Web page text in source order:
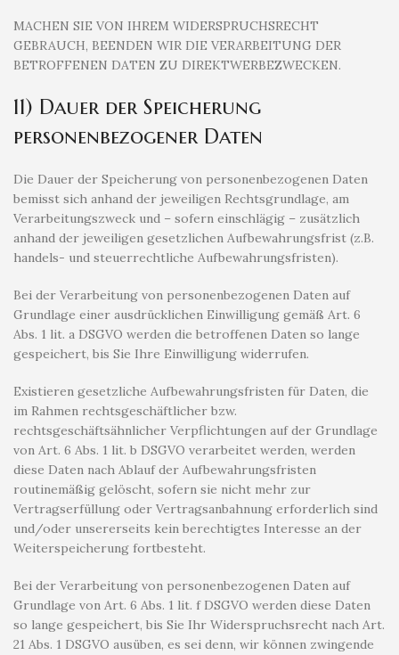
MACHEN SIE VON IHREM WIDERSPRUCHSRECHT
GEBRAUCH, BEENDEN WIR DIE VERARBEITUNG DER
BETROFFENEN DATEN ZU DIREKTWERBEZWECKEN.
11) Dauer der Speicherung
personenbezogener Daten
Die Dauer der Speicherung von personenbezogenen Daten
bemisst sich anhand der jeweiligen Rechtsgrundlage, am
Verarbeitungszweck und – sofern einschlägig – zusätzlich
anhand der jeweiligen gesetzlichen Aufbewahrungsfrist (z.B.
handels- und steuerrechtliche Aufbewahrungsfristen).
Bei der Verarbeitung von personenbezogenen Daten auf
Grundlage einer ausdrücklichen Einwilligung gemäß Art. 6
Abs. 1 lit. a DSGVO werden die betroffenen Daten so lange
gespeichert, bis Sie Ihre Einwilligung widerrufen.
Existieren gesetzliche Aufbewahrungsfristen für Daten, die
im Rahmen rechtsgeschäftlicher bzw.
rechtsgeschäftsähnlicher Verpflichtungen auf der Grundlage
von Art. 6 Abs. 1 lit. b DSGVO verarbeitet werden, werden
diese Daten nach Ablauf der Aufbewahrungsfristen
routinemäßig gelöscht, sofern sie nicht mehr zur
Vertragserfüllung oder Vertragsanbahnung erforderlich sind
und/oder unsererseits kein berechtigtes Interesse an der
Weiterspeicherung fortbesteht.
Bei der Verarbeitung von personenbezogenen Daten auf
Grundlage von Art. 6 Abs. 1 lit. f DSGVO werden diese Daten
so lange gespeichert, bis Sie Ihr Widerspruchsrecht nach Art.
21 Abs. 1 DSGVO ausüben, es sei denn, wir können zwingende